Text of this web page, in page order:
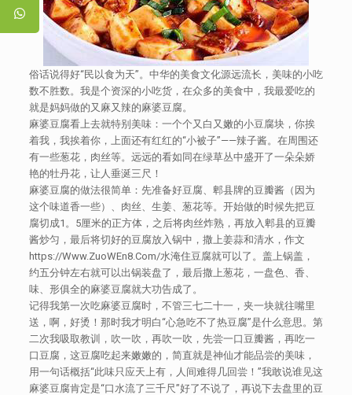
俗话说得好“民以食为天”。中华的美食文化源远流长，美味的小吃
数不胜数。我是个资深的小吃货，在众多的美食中，我最爱吃的
就是妈妈做的又麻又辣的麻婆豆腐。
麻婆豆腐看上去就特别美味：一个个又白又嫩的小豆腐块，你挨
着我，我挨着你，上面还有红红的“小被子”——辣子酱。在周围还
有一些葱花，肉丝等。远远的看如同在绿草丛中盛开了一朵朵娇
艳的牡丹花，让人垂涎三尺！
麻婆豆腐的做法很简单：先准备好豆腐、郫县牌的豆瓣酱（因为
这个味道香一些）、肉丝、生姜、葱花等。开始做的时候先把豆
腐切成1。5厘米的正方体，之后将肉丝炸熟，再放入郫县的豆瓣
酱炒匀，最后将切好的豆腐放入锅中，撒上姜蒜和清水，作文
https://Www.ZuoWEn8.Com/水淹住豆腐就可以了。盖上锅盖，
约五分钟左右就可以出锅装盘了，最后撒上葱花，一盘色、香、
味、形俱全的麻婆豆腐就大功告成了。
记得我第一次吃麻婆豆腐时，不管三七二十一，夹一块就往嘴里
送，啊，好烫！那时我才明白“心急吃不了热豆腐”是什么意思。第
二次我吸取教训，吹一吹，再吹一吹，先尝一口豆瓣酱，再吃一
口豆腐，这豆腐吃起来嫩嫩的，简直就是神仙才能品尝的美味，
用一句话概括“此味只应天上有，人间难得几回尝！”我敢说谁见这
麻婆豆腐肯定是“口水流了三千尺”好了不说了，再说下去盘里的豆